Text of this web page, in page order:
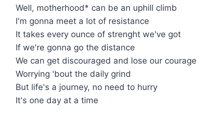
Well, motherhood* can be an uphill climb
I'm gonna meet a lot of resistance
It takes every ounce of strenght we've got
If we're gonna go the distance
We can get discouraged and lose our courage
Worrying 'bout the daily grind
But life's a journey, no need to hurry
It's one day at a time